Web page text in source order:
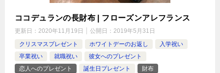
ココデュランの長財布 | フローズンアレフランス
更新日： 2020年11月19日 公開日： 2019年5月31日
クリスマスプレゼント
ホワイトデーのお返し
入学祝い
卒業祝い
就職祝い
彼女へのプレゼント
恋人へのプレゼント
誕生日プレゼント 財布